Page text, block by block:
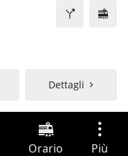
Dettagli
Orario Più